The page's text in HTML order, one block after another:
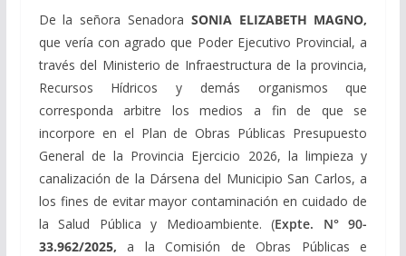
De la señora Senadora SONIA ELIZABETH MAGNO,
que vería con agrado que Poder Ejecutivo Provincial, a
través del Ministerio de Infraestructura de la provincia,
Recursos Hídricos y demás organismos que
corresponda arbitre los medios a fin de que se
incorpore en el Plan de Obras Públicas Presupuesto
General de la Provincia Ejercicio 2026, la limpieza y
canalización de la Dársena del Municipio San Carlos, a
los fines de evitar mayor contaminación en cuidado de
la Salud Pública y Medioambiente. (Expte. N° 90-
33.962/2025,a la Comisión de Obras Públicas e